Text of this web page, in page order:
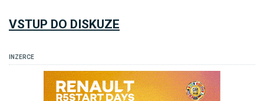
VSTUP DO DISKUZE
INZERCE